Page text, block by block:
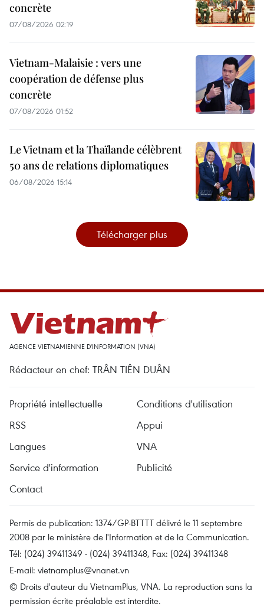
concrète
07/08/2026 02:19
Vietnam-Malaisie : vers une
coopération de défense plus
concrète
07/08/2026 01:52
Le Vietnam et la Thaïlande célèbrent
50 ans de relations diplomatiques
06/08/2026 15:14
Télécharger plus
AGENCE VIETNAMIENNE D'INFORMATION (VNA)
Rédacteur en chef: TRÂN TIÊN DUÂN
Propriété intellectuelle
Conditions d'utilisation
RSS
Appui
Langues
VNA
Service d'information
Publicité
Contact
Permis de publication: 1374/GP-BTTTT délivré le 11 septembre
2008 par le ministère de l'Information et de la Communication.
Tél: (024) 39411349 - (024) 39411348, Fax: (024) 39411348
E-mail: vietnamplus@vnanet.vn
© Droits d'auteur du VietnamPlus, VNA. La reproduction sans la
permission écrite préalable est interdite.